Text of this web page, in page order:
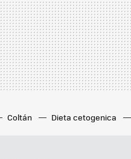
Coltán Dieta cetogenica